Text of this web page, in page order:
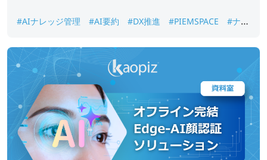
#AIナレッジ管理 #AI要約 #DX推進 #PIEMSPACE
#ナレ